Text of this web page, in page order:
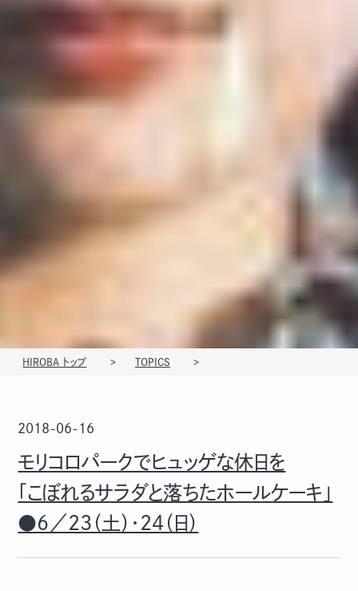
HIROBA トップ TOPICS
2018-06-16
モリコロパークでヒュッゲな休日を
「こぼれるサラダと落ちたホールケーキ」
●6／23（土）･24（日）